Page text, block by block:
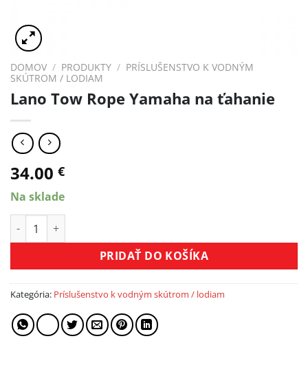
DOMOV / PRODUKTY / PRÍSLUŠENSTVO K VODNÝM
SKÚTROM / LODIAM
Lano Tow Rope Yamaha na ťahanie
34.00 €
Na sklade
množstvo Lano Tow Rope Yamaha na ťahanie
PRIDAŤ DO KOŠÍKA
Kategória: Príslušenstvo k vodným skútrom / lodiam